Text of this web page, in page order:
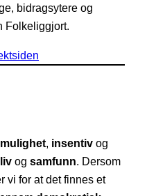
bidragsytere og
Folkeliggjort.
mulighet, insentiv og
liv og samfunn. Dersom
vi for at det finnes et